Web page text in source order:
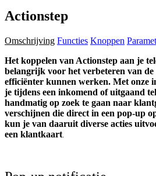
Actionstep
Omschrijving Functies Knoppen
Het koppelen van Actionstep aan je
belangrijk voor het verbeteren van
efficiënter kunnen werken. Met onze
je tijdens een inkomend of uitgaand
handmatig op zoek te gaan naar
verschijnen die direct in een pop-up
kun je van daaruit diverse acties
een klantkaart